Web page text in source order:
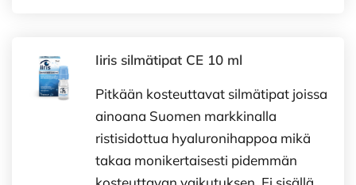
Iiris silmätipat CE 10 ml
Pitkään kosteuttavat silmätipat joissa
ainoana Suomen markkinalla
ristisidottua hyaluronihappoa mikä
takaa monikertaisesti pidemmän